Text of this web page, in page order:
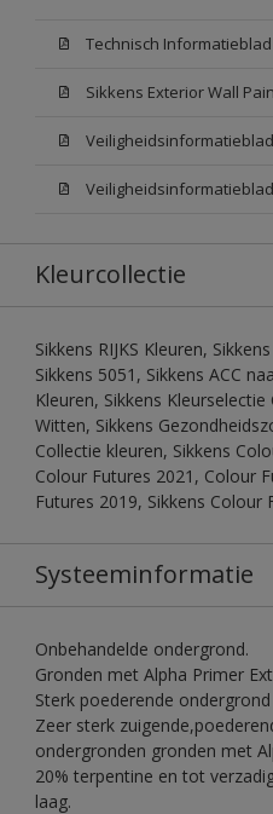
Technisch Informatieblad
Kleurcollectie
Sikkens RIJKS Kleuren,
Sikkens 5051, Sikkens ACC
Kleuren, Sikkens
Witten, Sikkens
Collectie kleuren, Sikkens
Colour Futures 2021, Colour
Futures 2019, Sikkens Colour
Systeeminformatie
Onbehandelde ondergrond.
Gronden met Alpha Primer
Sterk poederende
Zeer sterk
ondergronden gronden met
20% terpentine en tot
laag.